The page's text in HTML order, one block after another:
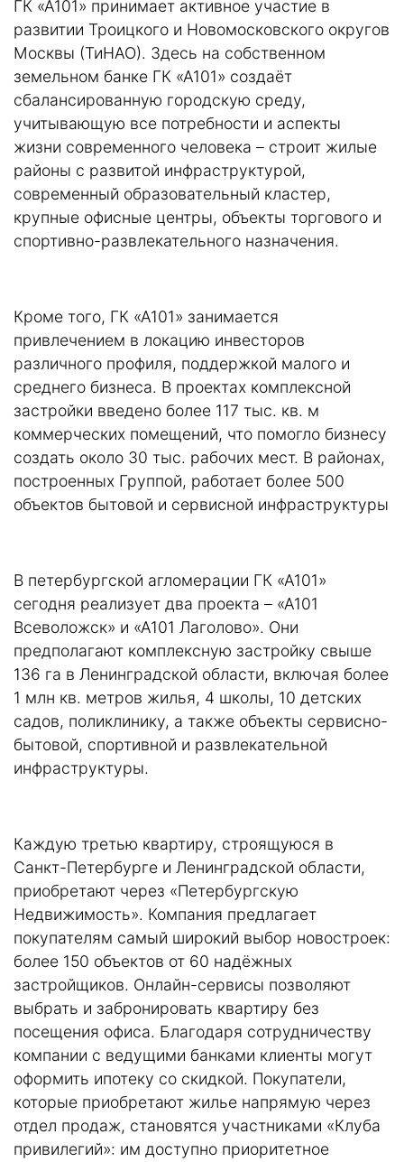
ГК «А101» принимает активное участие в
развитии Троицкого и Новомосковского округов
Москвы (ТиНАО). Здесь на собственном
земельном банке ГК «А101» создаёт
сбалансированную городскую среду,
учитывающую все потребности и аспекты
жизни современного человека – строит жилые
районы с развитой инфраструктурой,
современный образовательный кластер,
крупные офисные центры, объекты торгового и
спортивно-развлекательного назначения.
Кроме того, ГК «А101» занимается
привлечением в локацию инвесторов
различного профиля, поддержкой малого и
среднего бизнеса. В проектах комплексной
застройки введено более 117 тыс. кв. м
коммерческих помещений, что помогло бизнесу
создать около 30 тыс. рабочих мест. В районах,
построенных Группой, работает более 500
объектов бытовой и сервисной инфраструктуры
В петербургской агломерации ГК «А101»
сегодня реализует два проекта – «А101
Всеволожск» и «А101 Лаголово». Они
предполагают комплексную застройку свыше
136 га в Ленинградской области, включая более
1 млн кв. метров жилья, 4 школы, 10 детских
садов, поликлинику, а также объекты сервисно-
бытовой, спортивной и развлекательной
инфраструктуры.
Каждую третью квартиру, строящуюся в
Санкт-Петербурге и Ленинградской области,
приобретают через «Петербургскую
Недвижимость». Компания предлагает
покупателям самый широкий выбор новостроек:
более 150 объектов от 60 надёжных
застройщиков. Онлайн-сервисы позволяют
выбрать и забронировать квартиру без
посещения офиса. Благодаря сотрудничеству
компании с ведущими банками клиенты могут
оформить ипотеку со скидкой. Покупатели,
которые приобретают жилье напрямую через
отдел продаж, становятся участниками «Клуба
привилегий»: им доступно приоритетное